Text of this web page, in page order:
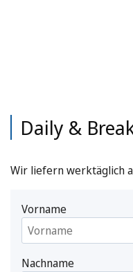
Daily &
Wir liefern werktäglich
Vorname
Nachname